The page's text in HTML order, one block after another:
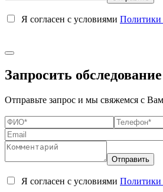
Я согласен с условиями Политики
Запросить
Отправьте запрос и мы свяжемся с
Я согласен с условиями Политики